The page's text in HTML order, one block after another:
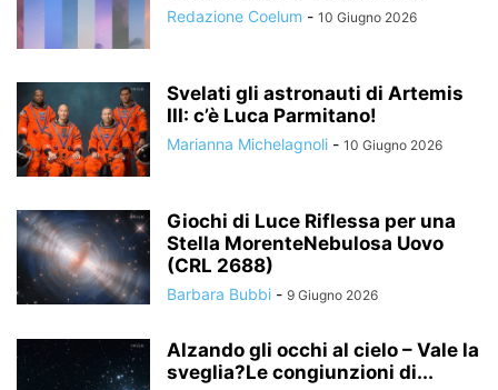
Redazione Coelum - 10 Giugno 2026
Svelati gli astronauti di Artemis
III: c’è Luca Parmitano!
Marianna Michelagnoli - 10 Giugno 2026
Giochi di Luce Riflessa per una
Stella MorenteNebulosa Uovo
(CRL 2688)
Barbara Bubbi - 9 Giugno 2026
Alzando gli occhi al cielo – Vale la
sveglia?Le congiunzioni di...